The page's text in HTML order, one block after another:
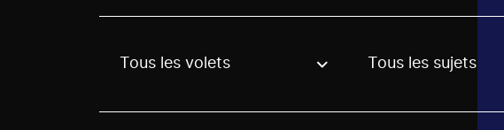
Use these options to filter projects by topic, stream or
Tous les volets Tous les sujets